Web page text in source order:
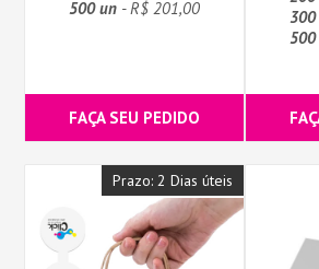
500 un - R$ 201,00
FAÇA SEU PEDIDO
Prazo: 2 Dias úteis